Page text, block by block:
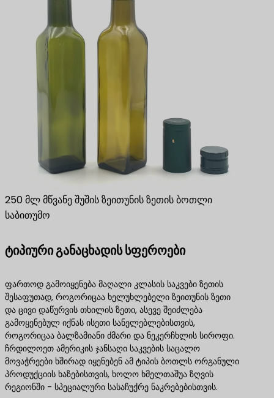
250 მლ მწვანე შუშის ზეითუნის ზეთის ბოთლი
საბითუმო
ტიპიური განაცხადის სფეროები
ფართოდ გამოიყენება მაღალი კლასის საკვები ზეთის
შესაფუთად, როგორიცაა ხელუხლებელი ზეითუნის ზეთი
და ცივი დაწურვის თხილის ზეთი, ასევე შეიძლება
გამოყენებულ იქნას ისეთი სანელებლებისთვის,
როგორიცაა ბალზამიანი ძმარი და ნეკერჩხლის სიროფი.
ჩრდილოეთ ამერიკის ჯანსაღი საკვების საცალო
მოვაჭრეები ხშირად იყენებენ ამ ტიპის ბოთლს ორგანული
პროდუქციის ხაზებისთვის, ხოლო ხმელთაშუა ზღვის
რეგიონში - სპეციალური სასაჩუქრე ნაკრებებისთვის.